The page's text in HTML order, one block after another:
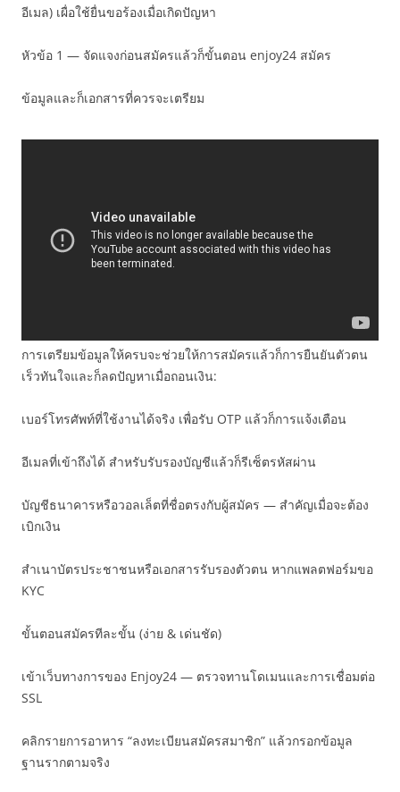
อีเมล) เผื่อใช้ยื่นขอร้องเมื่อเกิดปัญหา
หัวข้อ 1 — จัดแจงก่อนสมัครแล้วก็ขั้นตอน enjoy24 สมัคร
ข้อมูลและก็เอกสารที่ควรจะเตรียม
การเตรียมข้อมูลให้ครบจะช่วยให้การสมัครแล้วก็การยืนยันตัวตน
เร็วทันใจและก็ลดปัญหาเมื่อถอนเงิน:
เบอร์โทรศัพท์ที่ใช้งานได้จริง เพื่อรับ OTP แล้วก็การแจ้งเตือน
อีเมลที่เข้าถึงได้ สำหรับรับรองบัญชีแล้วก็รีเซ็ตรหัสผ่าน
บัญชีธนาคารหรือวอลเล็ตที่ชื่อตรงกับผู้สมัคร — สำคัญเมื่อจะต้อง
เบิกเงิน
สำเนาบัตรประชาชนหรือเอกสารรับรองตัวตน หากแพลตฟอร์มขอ
KYC
ขั้นตอนสมัครทีละขั้น (ง่าย & เด่นชัด)
เข้าเว็บทางการของ Enjoy24 — ตรวจทานโดเมนและการเชื่อมต่อ
SSL
คลิกรายการอาหาร “ลงทะเบียนสมัครสมาชิก” แล้วกรอกข้อมูล
ฐานรากตามจริง